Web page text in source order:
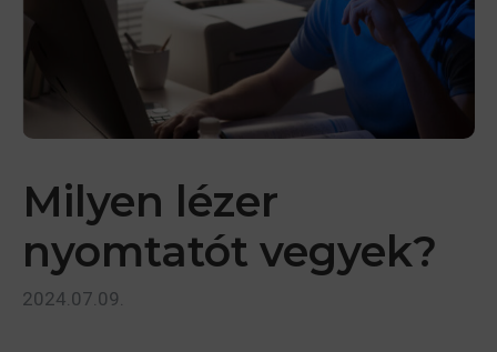
Milyen lézer
nyomtatót vegyek?
2024.07.09.